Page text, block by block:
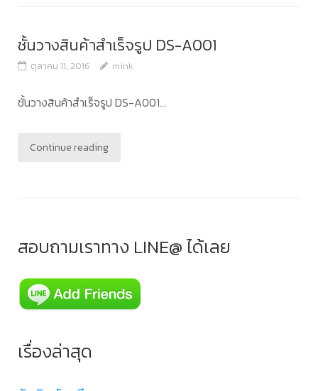
ชั้นวางสินค้าสำเร็จรูป DS-A001
ตุลาคม 11, 2016 mink
ชั้นวางสินค้าสำเร็จรูป DS-A001...
Continue reading
สอบถามเราทาง LINE@ ได้เลย
เรื่องล่าสุด